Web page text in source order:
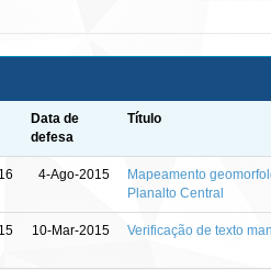
Data de
defesa
Título
4-Ago-2015
Mapeamento
Planalto Central
10-Mar-2015 Verificação de texto